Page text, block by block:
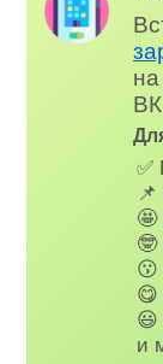
✅
🤩
😗
😋
😃
и